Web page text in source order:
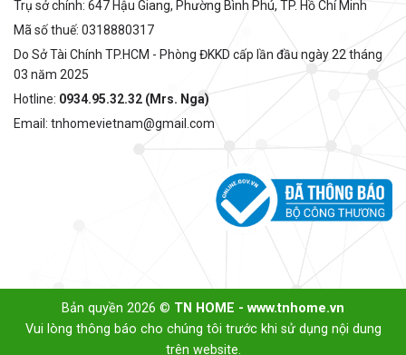
Trụ sở chính: 647 Hậu Giang, Phường Bình Phú, TP. Hồ Chí Minh
Mã số thuế: 0318880317
Do Sở Tài Chính TP.HCM - Phòng ĐKKD cấp lần đầu ngày 22 tháng
03 năm 2025
Hotline: 0934.95.32.32 (Mrs. Nga)
Email: tnhomevietnam@gmail.com
Bản quyền 2026 © TN HOME - www.tnhome.vn
Vui lòng thông báo cho chúng tôi trước khi sử dụng nội dung
trên website.